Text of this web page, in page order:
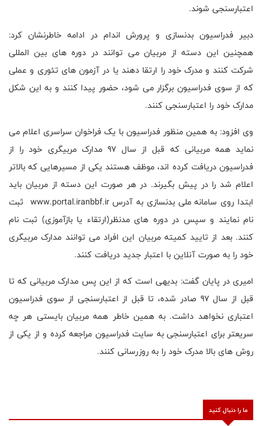
اعتبارسنجی شوند.
دبیر فدراسیون بدنسازی و پرورش اندام در ادامه خاطرنشان کرد:
همچنین این دسته از مربیان می توانند در دوره های بین المللی
شرکت کنند و مدرک خود را ارتقا دهند یا در آزمون های تئوری و عملی
که از سوی فدراسیون برگزار می شود، حضور پیدا کنند و به این شکل
مدارک خود را اعتبارسنجی کنند.
وی افزود: به همین منظور فدراسیون با یک فراخوان سراسری اعلام می
نماید همه مربیانی که قبل از سال 97 مدارک مربیگری خود را از
فدراسیون دریافت کرده اند، موظف هستند یکی از مسیرهایی که بالاتر
اعلام شد را در پیش بگیرند. در هر صورت این دسته از مربیان باید
ابتدا روی سامانه ملی بدنسازی به آدرس www.portal.iranbbf.ir ثبت
نام نمایند و سپس در دوره های مدنظر(ارتقاء یا بازآموزی) ثبت نام
کنند. بعد از تایید کمیته مربیان این افراد می توانند مدارک مربیگری
خود را به صورت آنلاین با اعتبار جدید دریافت کنند.
امیری در پایان گفت: بدیهی است که از این پس مدارک مربیانی که تا
قبل از سال 97 صادر شده، تا قبل از اعتبارسنجی از سوی فدراسیون
اعتباری نخواهد داشت. به همین خاطر همه مربیان بایستی هر چه
سریعتر برای اعتبارسنجی به سایت فدراسیون مراجعه کرده و از یکی از
روش های بالا مدرک خود را به روزرسانی کنند.
ما را دنبال کنید